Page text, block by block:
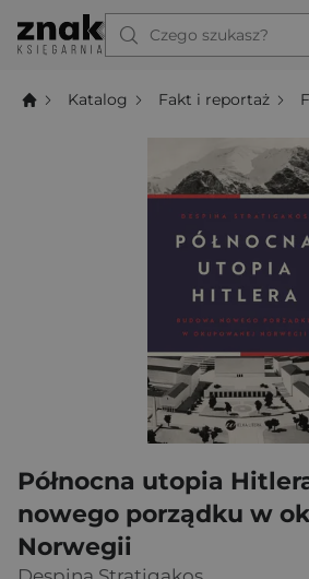
Czego szukasz?
Katalog Fakt i reportaż
Północna utopia
nowego porządku w
Norwegii